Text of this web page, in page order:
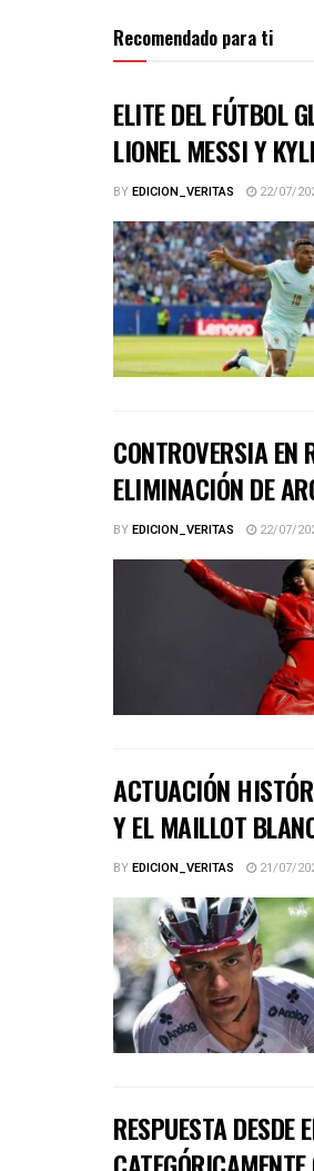
Recomendado para ti
ELITE DEL FÚTBOL
LIONEL MESSI Y
BYEDICION_VERITAS 22/07/
CONTROVERSIA EN
ELIMINACIÓN DE
BYEDICION_VERITAS 22/07/
ACTUACIÓN
Y EL MAILLOT
BYEDICION_VERITAS 21/07/
RESPUESTA DESDE